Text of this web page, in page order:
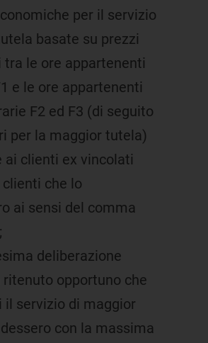
per il servizio
basate su prezzi
le ore appartenenti
e le ore appartenenti
F2 ed F3 (di seguito
per la maggior tutela)
ai clienti ex vincolati
che lo
ai sensi del comma
deliberazione
ritenuto opportuno che
il servizio di maggior
con la massima